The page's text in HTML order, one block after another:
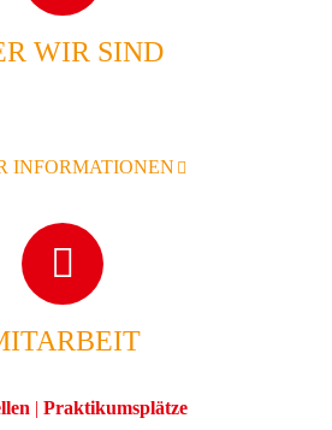
für
WIR SIND
INFORMATIONEN
| Praktikumsplätze